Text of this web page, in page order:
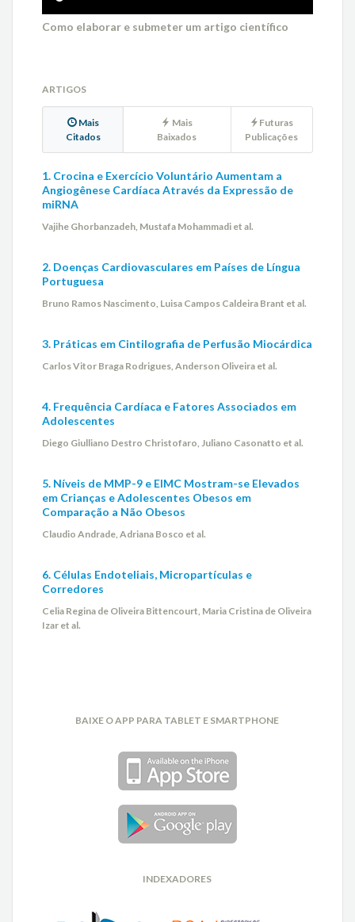
Como elaborar e submeter um artigo científico
ARTIGOS
Mais
Citados
Mais
Baixados
Futuras
Publicações
1. Crocina e Exercício Voluntário Aumentam a
Angiogênese Cardíaca Através da Expressão de
miRNA
Vajihe Ghorbanzadeh, Mustafa Mohammadi et al.
2. Doenças Cardiovasculares em Países de Língua
Portuguesa
Bruno Ramos Nascimento, Luisa Campos Caldeira Brant et al.
3. Práticas em Cintilografia de Perfusão Miocárdica
Carlos Vitor Braga Rodrigues, Anderson Oliveira et al.
4. Frequência Cardíaca e Fatores Associados em
Adolescentes
Diego Giulliano Destro Christofaro, Juliano Casonatto et al.
5. Níveis de MMP-9 e EIMC Mostram-se Elevados
em Crianças e Adolescentes Obesos em
Comparação a Não Obesos
Claudio Andrade, Adriana Bosco et al.
6. Células Endoteliais, Micropartículas e
Corredores
Celia Regina de Oliveira Bittencourt, Maria Cristina de Oliveira
Izar et al.
BAIXE O APP PARA TABLET E SMARTPHONE
INDEXADORES